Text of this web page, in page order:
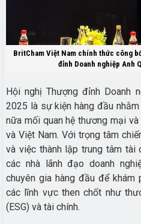
BritCham Việt Nam chính thức công
đỉnh Doanh nghiệp Anh
Hội nghị Thượng đỉnh Doanh
2025 là sự kiện hàng đầu
nữa mối quan hệ thương mại
và Việt Nam. Với trọng tâm
và việc thành lập trung tâm tài
các nhà lãnh đạo doanh
chuyên gia hàng đầu để
các lĩnh vực then chốt như
(ESG) và tài chính.